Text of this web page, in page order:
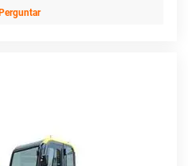
Perguntar